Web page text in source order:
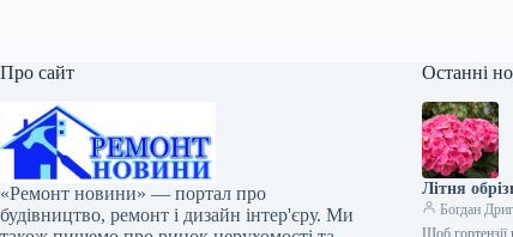
Про сайт
«Ремонт новини» — портал про
будівництво, ремонт і дизайн інтер'єру. Ми
Останні
Літня
Богдан
Щоб гортензії